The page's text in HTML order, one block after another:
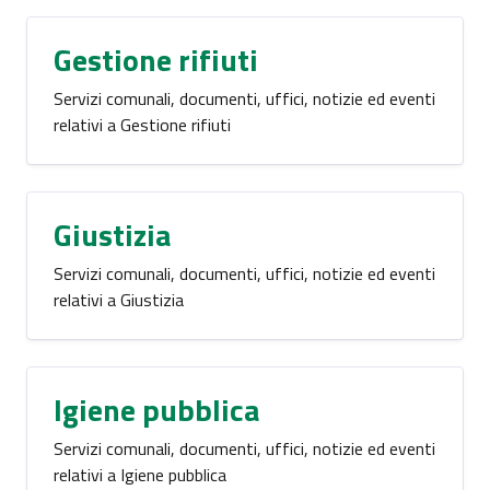
Gestione rifiuti
Servizi comunali, documenti, uffici, notizie ed eventi
relativi a Gestione rifiuti
Giustizia
Servizi comunali, documenti, uffici, notizie ed eventi
relativi a Giustizia
Igiene pubblica
Servizi comunali, documenti, uffici, notizie ed eventi
relativi a Igiene pubblica